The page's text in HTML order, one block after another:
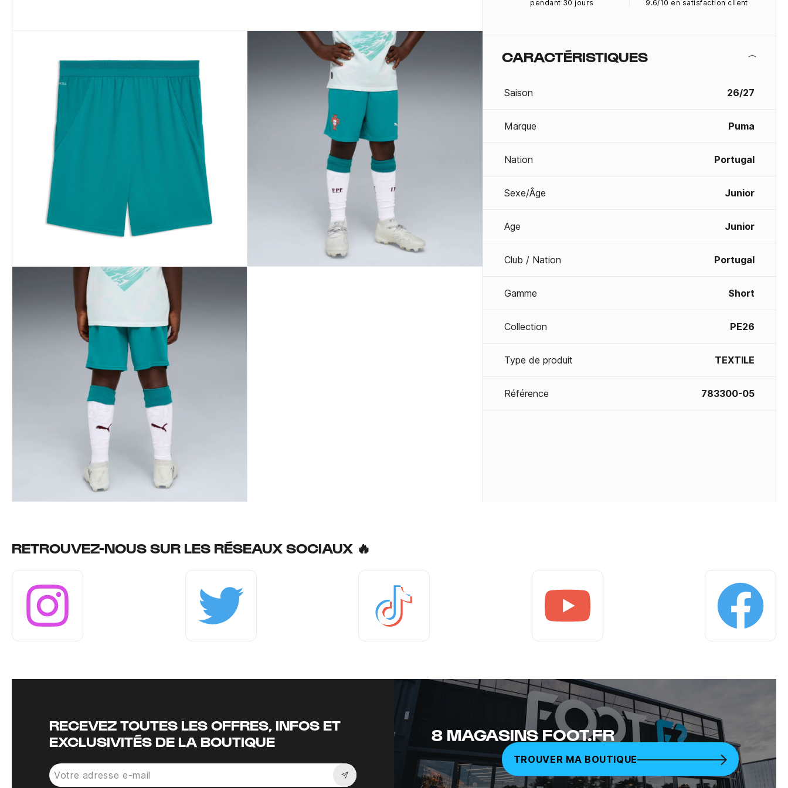
pendant 30 jours
9.6/10 en satisfaction client
CARACTÉRISTIQUES
Saison 26/27
Marque Puma
Nation Portugal
Sexe/Âge Junior
Age Junior
Club / Nation Portugal
Gamme Short
Collection PE26
Type de produit TEXTILE
Référence 783300-05
RETROUVEZ-NOUS SUR LES RÉSEAUX SOCIAUX 🔥
RECEVEZ TOUTES LES OFFRES, INFOS ET
EXCLUSIVITÉS DE LA BOUTIQUE
8 MAGASINS FOOT.FR
TROUVER MA BOUTIQUE